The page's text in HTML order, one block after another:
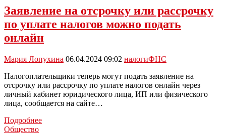
уплатить
налоги
2
Заявление на отсрочку или рассрочку
по уплате налогов можно подать
онлайн
Мария Лопухина 06.04.2024 09:02 налогиФНС
Налогоплательщики теперь могут подать заявление на
отсрочку или рассрочку по уплате налогов онлайн через
личный кабинет юридического лица, ИП или физического
лица, сообщается на сайте…
ПодробнееЗаявление
Общество